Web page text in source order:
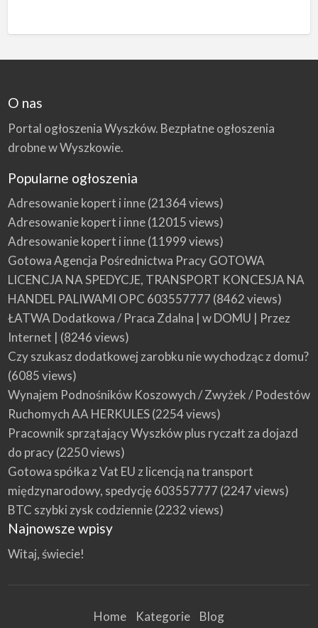
O nas
Portal ogłoszenia Wyszków. Bezpłatne ogłoszenia
drobne w Wyszkowie.
Popularne ogłoszenia
Adresowanie kopert i inne(21364 views)
Adresowanie kopert i inne(12015 views)
Adresowanie kopert i inne(11999 views)
Gotowa Agencja Pośrednictwa Pracy GOTOWA
LICENCJA NA SPEDYCJE, TRANSPORT KONCESJA NA
HANDEL PALIWAMI OPC 603557777 (8462 views)
ŁATWA Dodatkowa / Praca Zdalna | w DOMU | Przez
Internet | (8246 views)
Czy szukasz dodatkowej zarobku nie wychodząc z domu?
(6085 views)
Wynajem Podnośników Koszowych / Zwyżek / Podestów
Ruchomych AA HERKULES(2254 views)
Pracownik sprzątający Wyszków plus ryczałt za dojazd
do pracy(2250 views)
Gotowa spółka z Vat EU z licencją na transport
międzynarodowy, spedycję 603557777 (2247 views)
BTC szybki zysk codziennie(2232 views)
Najnowsze wpisy
Witaj, świecie!
Home Kategorie Blog